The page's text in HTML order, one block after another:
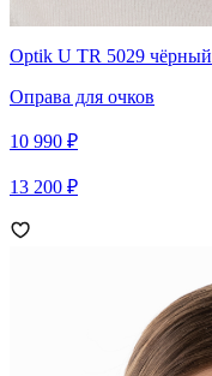
Optik U TR 5029 чёрный
Оправа для очков
10 990 ₽
13 200 ₽